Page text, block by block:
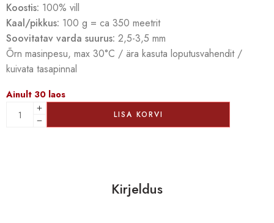
Koostis: 100% vill
Kaal/pikkus: 100 g = ca 350 meetrit
Soovitatav varda suurus: 2,5-3,5 mm
Õrn masinpesu, max 30°C / ära kasuta loputusvahendit /
kuivata tasapinnal
Ainult 30 laos
LISA KORVI
Kirjeldus